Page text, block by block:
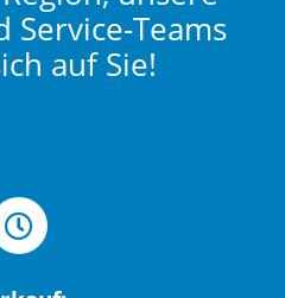
Service-Teams
auf Sie!